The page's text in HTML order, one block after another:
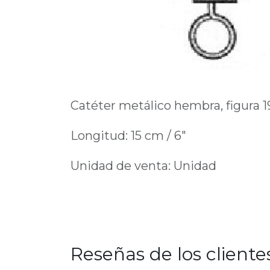
Catéter metálico hembra, figura
Longitud: 15 cm / 6"
Unidad de venta: Unidad
Reseñas de los